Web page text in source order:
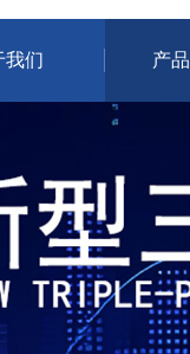
我们 产